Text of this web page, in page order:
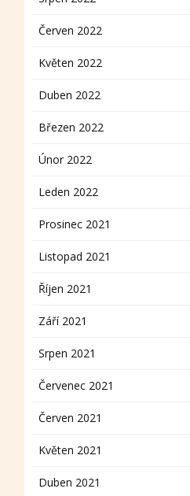
Červen 2022
Květen 2022
Duben 2022
Březen 2022
Únor 2022
Leden 2022
Prosinec 2021
Listopad 2021
Říjen 2021
Září 2021
Srpen 2021
Červenec 2021
Červen 2021
Květen 2021
Duben 2021